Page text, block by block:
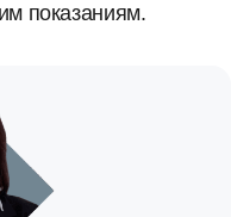
показаниям.